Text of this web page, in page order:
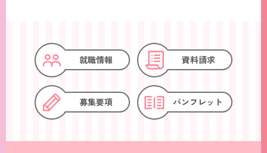
就職情報 資料請求
募集要項 パンフレット